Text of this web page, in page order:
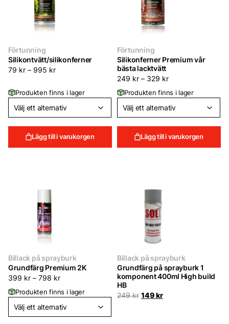
Förtunning
Silikontvätt/silikonferner
79 kr – 995 kr
Produkten finns i lager
Lägg till i varukorgen
Förtunning
Silikonferner Premium vår
bästa lacktvätt
249 kr – 329 kr
Produkten finns i lager
Lägg till i varukorgen
Billack på sprayburk
Grundfärg Premium 2K
399 kr – 798 kr
Produkten finns i lager
Billack på sprayburk
Grundfärg på sprayburk 1
komponent 400ml High build
HB
249kr Det
149krDet